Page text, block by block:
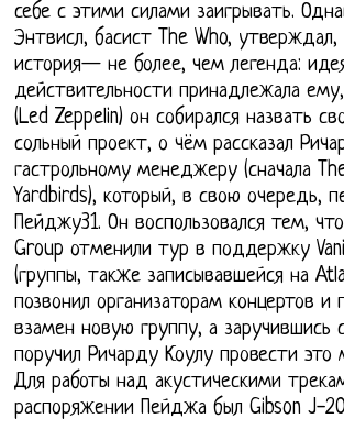
себе с этими силами заигрывать.
Энтвисл, басист The Who, утверждал,
история— не более, чем легенда:
действительности принадлежала
(Led Zeppelin) он собирался назвать
сольный проект, о чём рассказал
гастрольному менеджеру (сначала
Yardbirds), который, в свою очередь,
Пейджу31. Он воспользовался тем,
Group отменили тур в поддержку
(группы, также записывавшейся на
позвонил организаторам концертов
взамен новую группу, а заручившись
поручил Ричарду Коулу провести это
Для работы над акустическими
распоряжении Пейджа был Gibson J-